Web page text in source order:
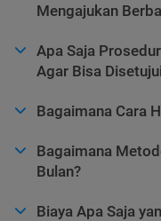
Mengajukan
Apa Saja
Agar Bisa
Bagaimana Cara
Bagaimana
Bulan?
Biaya Apa Saja